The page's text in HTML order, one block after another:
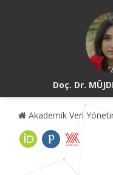
Doç. Dr.
Akademik Veri